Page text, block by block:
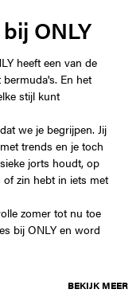
ONLY
heeft een van de
En het
stijl kunt
we je begrijpen. Jij
trends en je toch
jorts houdt, op
zin hebt in iets met
zomer tot nu toe
bij ONLY en word
BEKIJK MEER